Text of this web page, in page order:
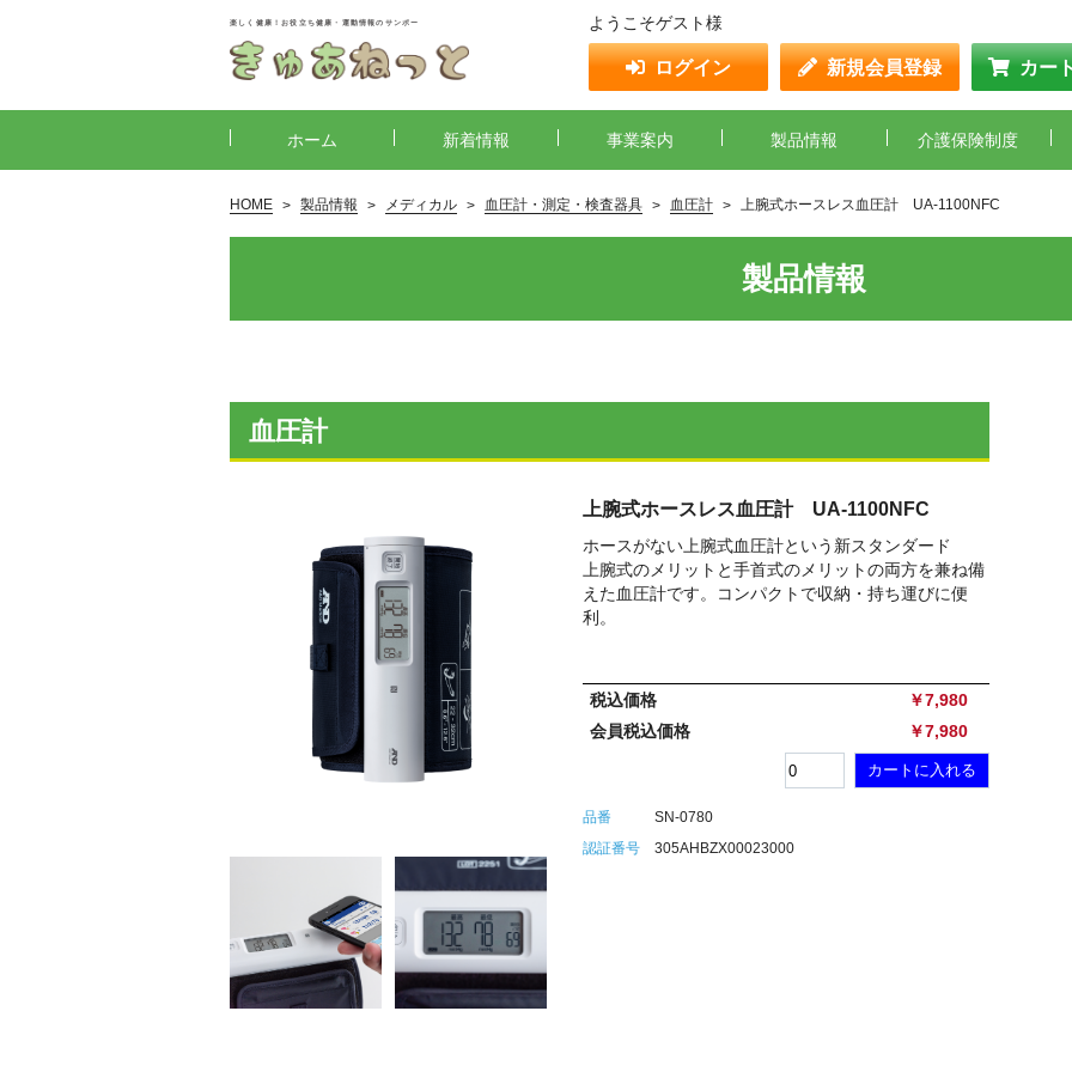
楽しく健康！お役立ち健康・運動情報のサンポー ようこそゲスト様
ログイン 新規会員登録 カー
ホーム 新着情報 事業案内 製品情報 介護保険制度
HOME 製品情報 メディカル 血圧計・測定・検査器具 血圧計 上腕式ホースレス血圧計 UA-1100NFC
製品情報
血圧計
上腕式ホースレス血圧計 UA-1100NFC
ホースがない上腕式血圧計という新スタンダード
上腕式のメリットと手首式のメリットの両方を兼ね備
えた血圧計です。コンパクトで収納・持ち運びに便
利。
税込価格
￥7,980
会員税込価格
￥7,980
品番
SN-0780
認証番号
305AHBZX00023000
Elastic Tape S+